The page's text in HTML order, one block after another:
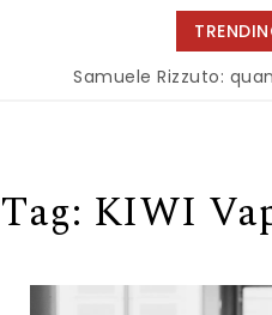
Samuele Rizzuto:
Tag: KIWI